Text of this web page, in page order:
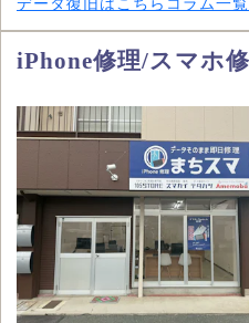
データ復旧はこちら コラム一
iPhone修理/スマホ